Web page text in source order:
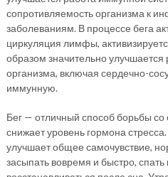
сопротивляемость организма к
заболеваниям. В процессе бега
циркуляция лимфы,
образом значительно
организма, включая сердечно-
иммунную.
Бег — отличный способ борьбы со
снижает уровень гормона
улучшает общее самочувствие,
засыпать вовремя и быстро,